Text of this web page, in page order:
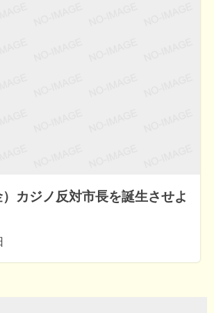
カジノ反対市長を誕生させよ